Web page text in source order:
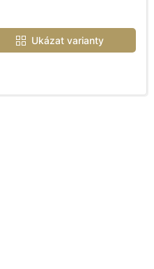
Ukázat varianty